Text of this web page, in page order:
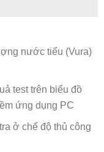
nước tiểu (Vura)
test trên biểu đồ
ứng dụng PC
ở chế độ thủ công